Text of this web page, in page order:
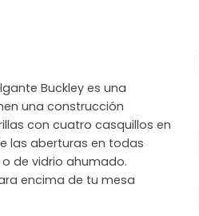
Buckley es una
una construcción
con cuatro casquillos en
las aberturas en todas
de vidrio ahumado.
encima de tu mesa